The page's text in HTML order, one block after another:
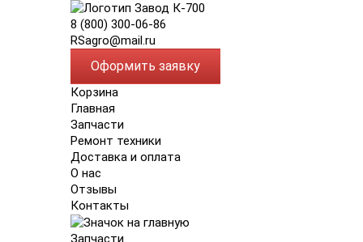
8 (800) 300-06-86
RSagro@mail.ru
Оформить заявку
Корзина
Главная
Запчасти
Ремонт техники
Доставка и оплата
О нас
Отзывы
Контакты
Запчасти